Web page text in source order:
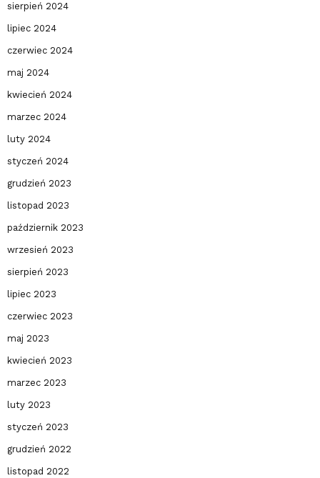
sierpień 2024
lipiec 2024
czerwiec 2024
maj 2024
kwiecień 2024
marzec 2024
luty 2024
styczeń 2024
grudzień 2023
listopad 2023
październik 2023
wrzesień 2023
sierpień 2023
lipiec 2023
czerwiec 2023
maj 2023
kwiecień 2023
marzec 2023
luty 2023
styczeń 2023
grudzień 2022
listopad 2022